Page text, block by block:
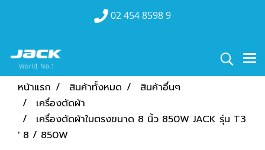
02 454 8598 9
หน้าแรก สินค้าทั้งหมด
สินค้าอื่นๆ
เครื่องตัดผ้า
เครื่องตัดผ้าใบตรงขนาด 8 นิ้ว 850W JACK รุ่น T3
' 8 / 850W